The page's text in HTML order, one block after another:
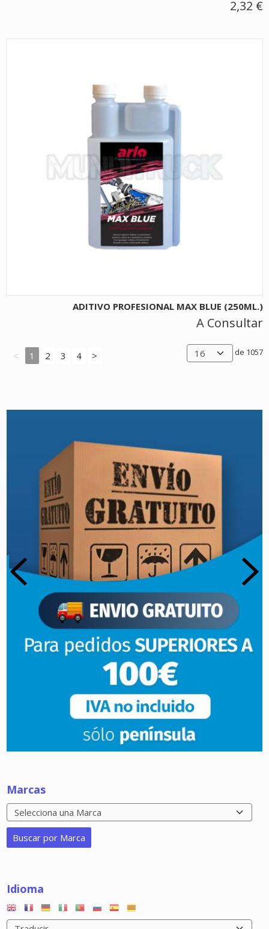
Marcas
Idioma
2,32 €
ADITIVO PROFESIONAL MAX BLUE (250ML.)
A Consultar
< 1 2 3 4 > de 1057